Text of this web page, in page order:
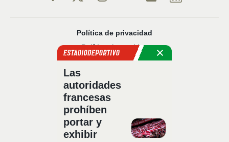
Política de privacidad
Política de cookies
Política Comercial
Configuración de privacidad
Sobre nosotros
Código Ético
Las
autoridades
francesas
prohíben
portar y
exhibir